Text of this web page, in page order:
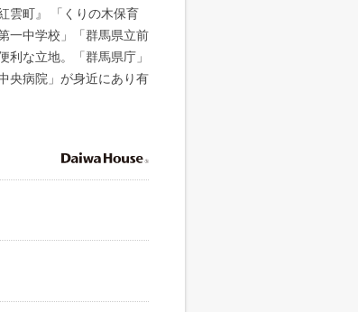
雲町』 「くりの木保育
一中学校」「群馬県立前
な立地。「群馬県庁」
央病院」が身近にあり有